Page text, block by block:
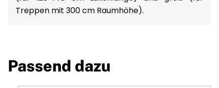
Treppen mit 300 cm Raumhöhe).
Passend dazu